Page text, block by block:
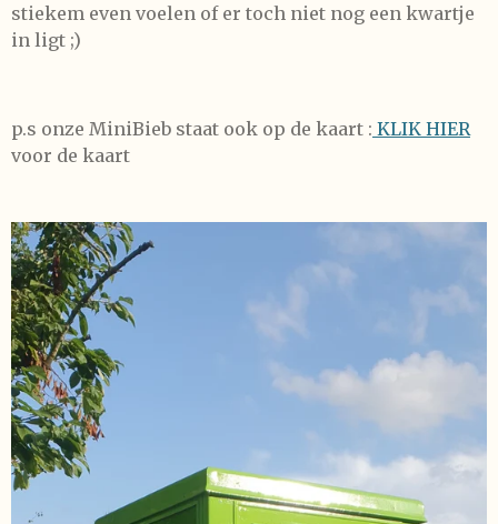
stiekem even voelen of er toch niet nog een kwartje
in ligt ;)
p.s onze MiniBieb staat ook op de kaart : KLIK HIER
voor de kaart